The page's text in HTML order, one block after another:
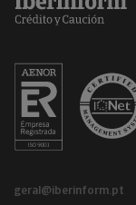
geral@iberinform.pt